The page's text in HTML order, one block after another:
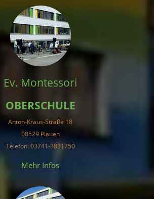
Ev. Montessori
OBERSCHULE
Anton-Kraus-Straße 18
08529 Plauen
Telefon: 03741-3831750
Mehr Infos